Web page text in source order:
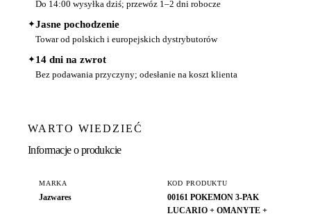
Do 14:00 wysyłka dziś; przewóz 1–2 dni robocze
✦Jasne pochodzenie
Towar od polskich i europejskich dystrybutorów
✦14 dni na zwrot
Bez podawania przyczyny; odesłanie na koszt klienta
WARTO WIEDZIEĆ
Informacje o produkcie
MARKA
Jazwares
KOD PRODUKTU
00161 POKEMON 3-PAK
LUCARIO + OMANYTE +